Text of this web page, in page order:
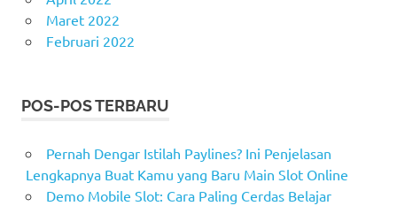
Maret 2022
Februari 2022
POS-POS TERBARU
Pernah Dengar Istilah Paylines? Ini Penjelasan
Lengkapnya Buat Kamu yang Baru Main Slot Online
Demo Mobile Slot: Cara Paling Cerdas Belajar